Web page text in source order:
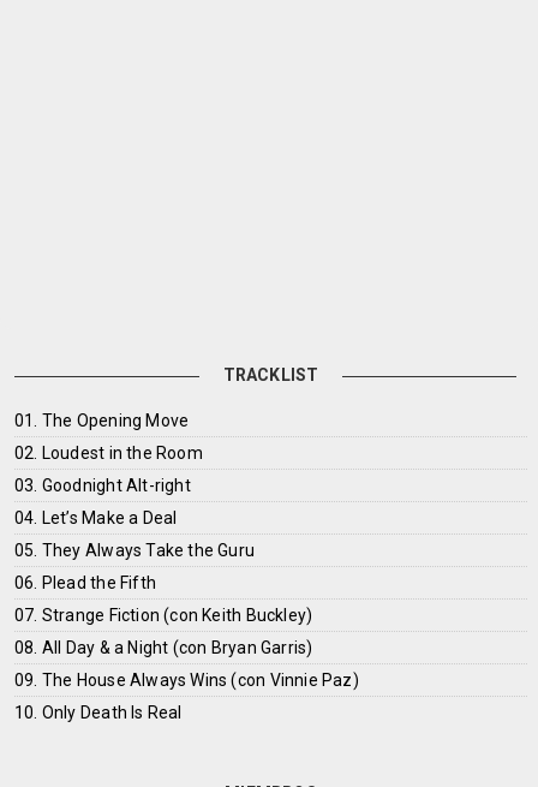
TRACKLIST
01. The Opening Move
02. Loudest in the Room
03. Goodnight Alt-right
04. Let’s Make a Deal
05. They Always Take the Guru
06. Plead the Fifth
07. Strange Fiction (con Keith Buckley)
08. All Day & a Night (con Bryan Garris)
09. The House Always Wins (con Vinnie Paz)
10. Only Death Is Real